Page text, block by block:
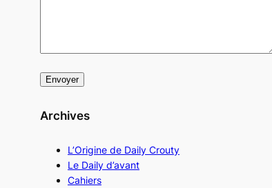
Archives
L’Origine de Daily Crouty
Le Daily d’avant
Cahiers